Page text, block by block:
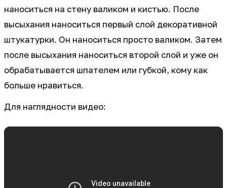
наноситься на стену валиком и кистью. После
высыхания наноситься первый слой декоративной
штукатурки. Он наноситься просто валиком. Затем
после высыхания наноситься второй слой и уже он
обрабатывается шпателем или губкой, кому как
больше нравиться.
Для наглядности видео: